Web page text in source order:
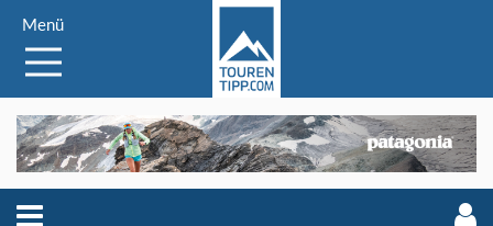
Menü